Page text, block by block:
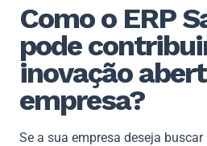
Como o ERP
pode
inovação
empresa?
Se a sua empresa deseja